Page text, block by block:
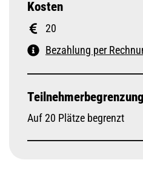
Kosten
20
Bezahlung per
Teilnehmerbegrenzung
Auf 20 Plätze begrenzt